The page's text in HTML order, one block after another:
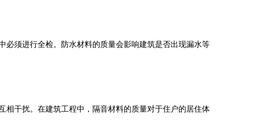
必须进行全检。防水材料的质量会影响建筑是否出现漏水等
相干扰。在建筑工程中，隔音材料的质量对于住户的居住体